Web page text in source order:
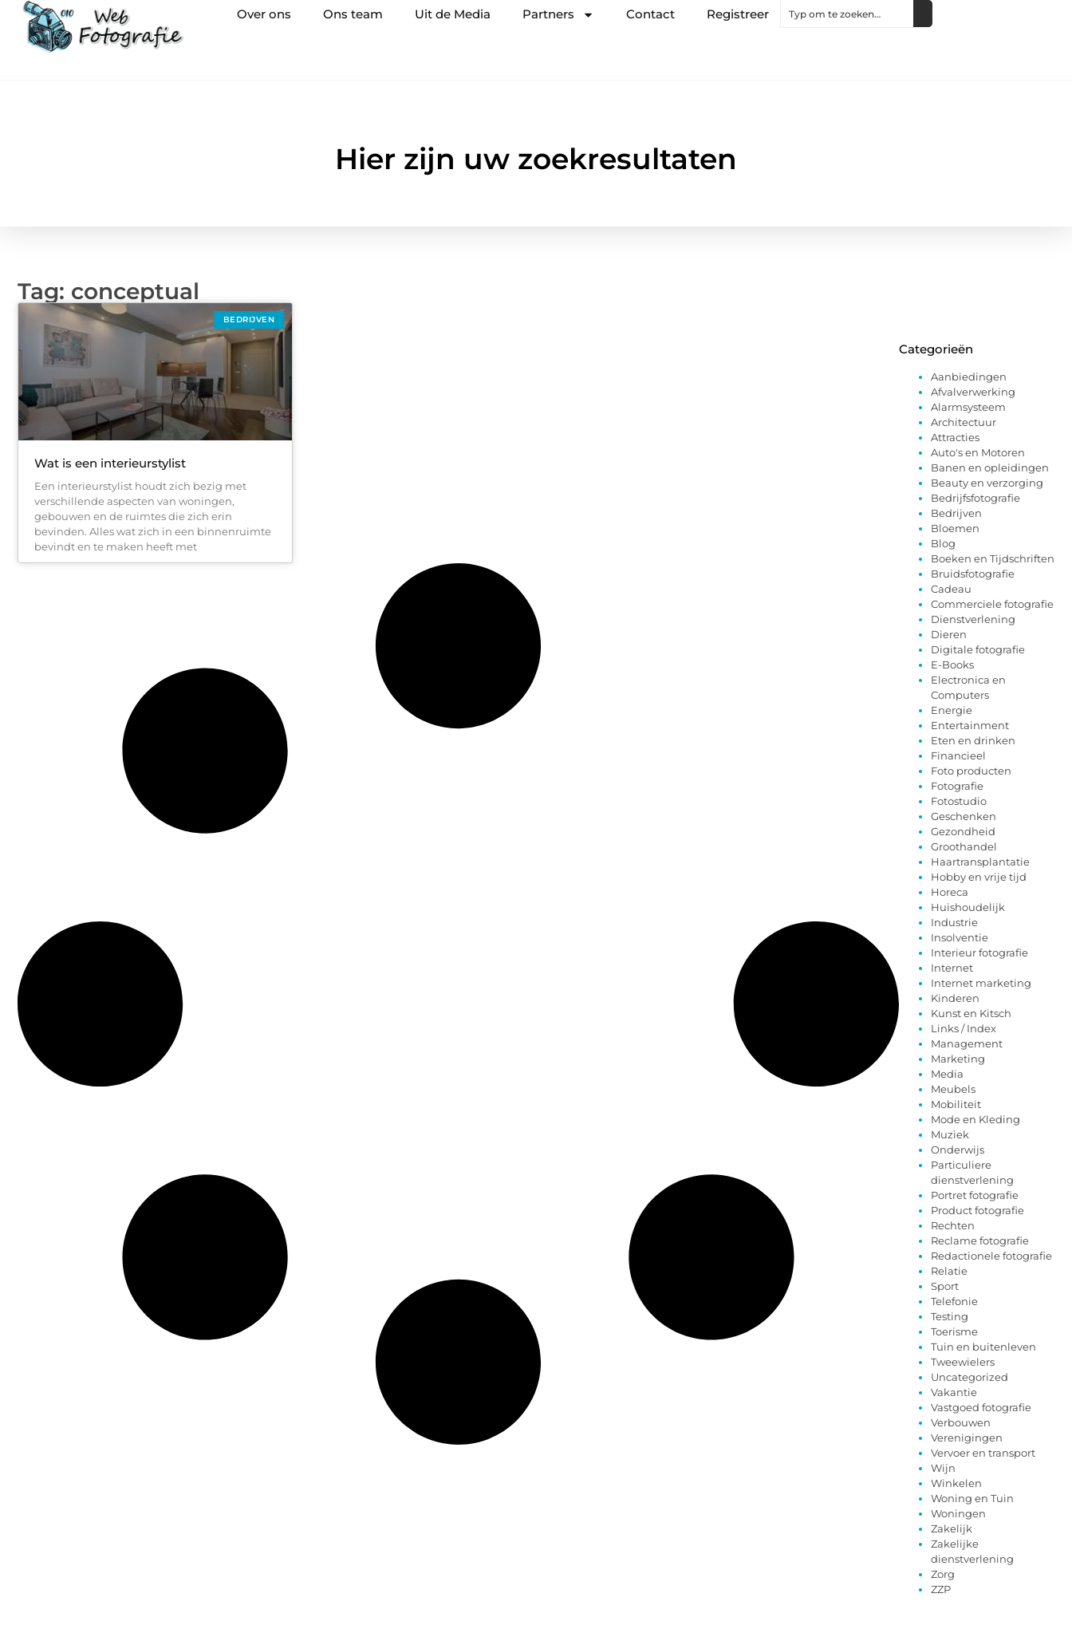
Over ons Ons team Uit de Media Partners Contact Registreer
Hier zijn uw zoekresultaten
Tag: conceptual
BEDRIJVEN
Wat is een interieurstylist
Een interieurstylist houdt zich bezig met
verschillende aspecten van woningen,
gebouwen en de ruimtes die zich erin
bevinden. Alles wat zich in een binnenruimte
bevindt en te maken heeft met
Categorieën
Aanbiedingen
Afvalverwerking
Alarmsysteem
Architectuur
Attracties
Auto's en Motoren
Banen en opleidingen
Beauty en verzorging
Bedrijfsfotografie
Bedrijven
Bloemen
Blog
Boeken en Tijdschriften
Bruidsfotografie
Cadeau
Commerciele fotografie
Dienstverlening
Dieren
Digitale fotografie
E-Books
Electronica en
Computers
Energie
Entertainment
Eten en drinken
Financieel
Foto producten
Fotografie
Fotostudio
Geschenken
Gezondheid
Groothandel
Haartransplantatie
Hobby en vrije tijd
Horeca
Huishoudelijk
Industrie
Insolventie
Interieur fotografie
Internet
Internet marketing
Kinderen
Kunst en Kitsch
Links / Index
Management
Marketing
Media
Meubels
Mobiliteit
Mode en Kleding
Muziek
Onderwijs
Particuliere
dienstverlening
Portret fotografie
Product fotografie
Rechten
Reclame fotografie
Redactionele fotografie
Relatie
Sport
Telefonie
Testing
Toerisme
Tuin en buitenleven
Tweewielers
Uncategorized
Vakantie
Vastgoed fotografie
Verbouwen
Verenigingen
Vervoer en transport
Wijn
Winkelen
Woning en Tuin
Woningen
Zakelijk
Zakelijke
dienstverlening
Zorg
ZZP